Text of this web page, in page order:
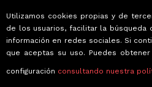
← Volver a Circuitos por Islandia
Utilizamos cookies propias y de
de los usuarios, facilitar la búsqueda
información en redes sociales. Si
que aceptas su uso. Puedes
configuración consultando nuestra